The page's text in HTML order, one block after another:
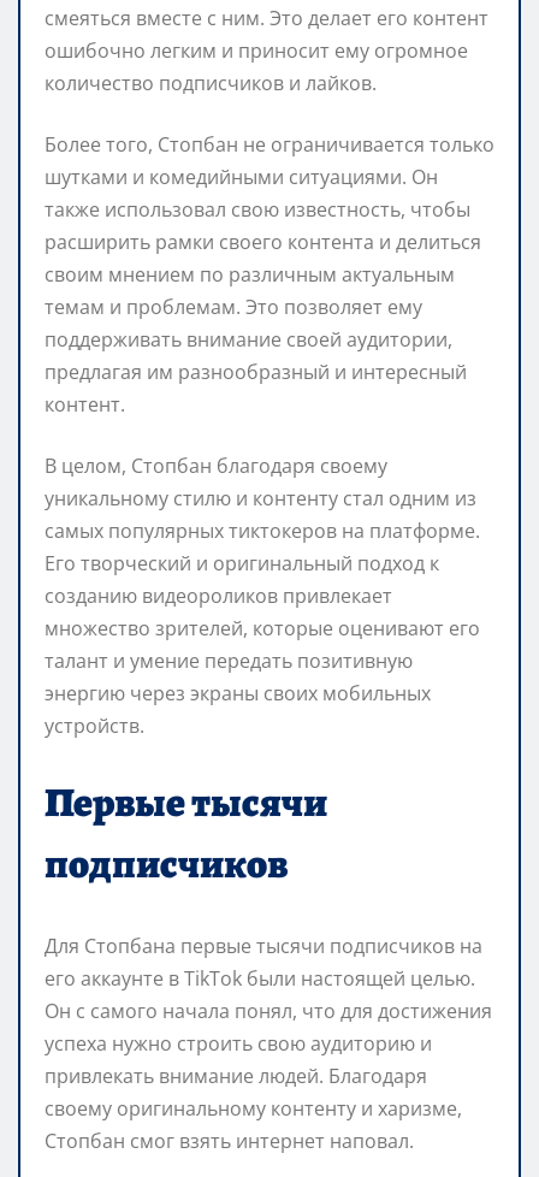
смеяться вместе с ним. Это делает его контент
ошибочно легким и приносит ему огромное
количество подписчиков и лайков.
Более того, Стопбан не ограничивается только
шутками и комедийными ситуациями. Он
также использовал свою известность, чтобы
расширить рамки своего контента и делиться
своим мнением по различным актуальным
темам и проблемам. Это позволяет ему
поддерживать внимание своей аудитории,
предлагая им разнообразный и интересный
контент.
В целом, Стопбан благодаря своему
уникальному стилю и контенту стал одним из
самых популярных тиктокеров на платформе.
Его творческий и оригинальный подход к
созданию видеороликов привлекает
множество зрителей, которые оценивают его
талант и умение передать позитивную
энергию через экраны своих мобильных
устройств.
Первые тысячи
подписчиков
Для Стопбана первые тысячи подписчиков на
его аккаунте в TikTok были настоящей целью.
Он с самого начала понял, что для достижения
успеха нужно строить свою аудиторию и
привлекать внимание людей. Благодаря
своему оригинальному контенту и харизме,
Стопбан смог взять интернет наповал.